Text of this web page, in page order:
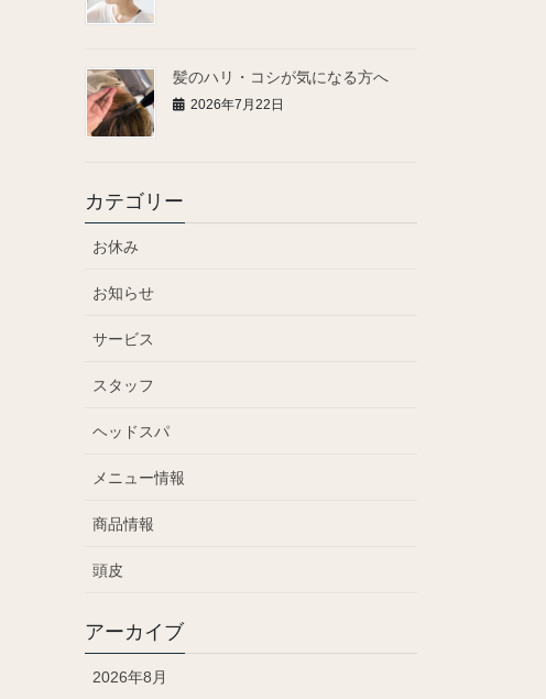
髪のハリ・コシが気になる方へ
2026年7月22日
カテゴリー
お休み
お知らせ
サービス
スタッフ
ヘッドスパ
メニュー情報
商品情報
頭皮
アーカイブ
2026年8月